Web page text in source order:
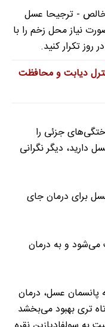
خالص - ترجیحا عسل
نیاز محل زخم را با
تکرار کنید.
دیابت و محافظت
جزئی را
دارید، دیگر نگرانی
برای درمان جای
و به درمان
می‌دهد که پانسمان عسل، درمان
تری بهبود می‌بخشد